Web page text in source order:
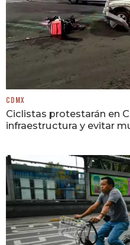
CDMX
Ciclistas protestarán en
infraestructura y evitar